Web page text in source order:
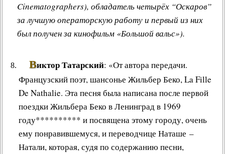
Cinematographers), обладатель четырёх “Оскаров”
за лучшую операторскую работу и первый из них
был получен за кинофильм «Большой вальс»).
Виктор Татарский: «От автора передачи.
Французский поэт, шансонье Жильбер Беко, La Fille
De Nathalie. Эта песня была написана после первой
поездки Жильбера Беко в Ленинград в 1969
году********** и посвящена этому городу, очень
ему понравившемуся, и переводчице Наташе –
Натали, которая, судя по содержанию песни,